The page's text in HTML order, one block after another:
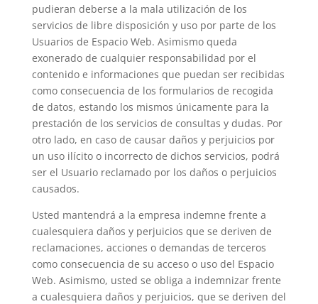
pudieran deberse a la mala utilización de los
servicios de libre disposición y uso por parte de los
Usuarios de Espacio Web. Asimismo queda
exonerado de cualquier responsabilidad por el
contenido e informaciones que puedan ser recibidas
como consecuencia de los formularios de recogida
de datos, estando los mismos únicamente para la
prestación de los servicios de consultas y dudas. Por
otro lado, en caso de causar daños y perjuicios por
un uso ilícito o incorrecto de dichos servicios, podrá
ser el Usuario reclamado por los daños o perjuicios
causados.
Usted mantendrá a la empresa indemne frente a
cualesquiera daños y perjuicios que se deriven de
reclamaciones, acciones o demandas de terceros
como consecuencia de su acceso o uso del Espacio
Web. Asimismo, usted se obliga a indemnizar frente
a cualesquiera daños y perjuicios, que se deriven del